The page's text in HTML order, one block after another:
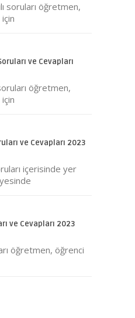
soruları öğretmen,
ve Cevapları
öğretmen,
ve Cevapları 2023
içerisinde yer
ve Cevapları 2023
öğretmen, öğrenci